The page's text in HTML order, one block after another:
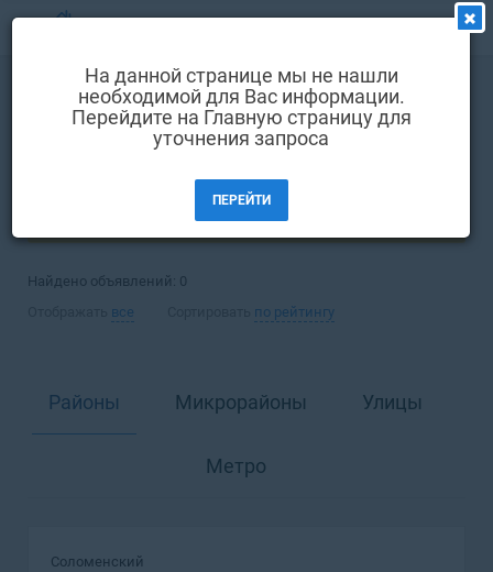
Выбрать язык
Вход и регистрация
Комментарии к объявления
Как добавить объявление
Покупка Квартира
ФИЛЬТРЫ (1)
Найдено объявлений: 0
все по рейтингу
Районы Микрорайоны Улицы
Метро
Соломенский
На данной странице мы не нашли
необходимой для Вас информации.
Перейдите на Главную страницу для
уточнения запроса
ПЕРЕЙТИ